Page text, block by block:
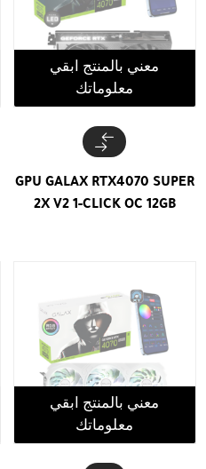
معني بالمنتج ابقي
معلوماتك
GPU GALAX RTX4070 SUPER
2X V2 1-CLICK OC 12GB
معني بالمنتج ابقي
معلوماتك